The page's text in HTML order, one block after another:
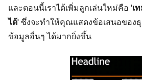
และตอนนี้เราได้เพิ่มลูกเล่นใหม่คือ 'เ
ได้' ซึ่งจะทำให้คุณแสดงข้อเสนอของ
ข้อมูลอื่นๆ ได้มากยิ่งขึ้น